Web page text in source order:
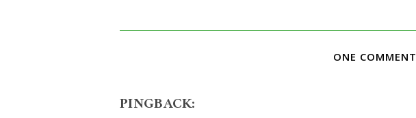
ONE COMMENT
PINGBACK: